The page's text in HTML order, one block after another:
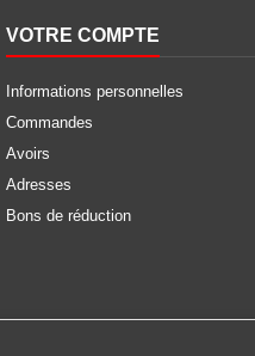
VOTRE COMPTE
Informations personnelles
Commandes
Avoirs
Adresses
Bons de réduction